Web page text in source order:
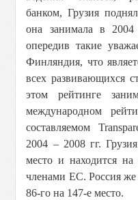
банком, Грузия
она занимала в
опередив такие
Финляндия, что
всех развивающихся
этом рейтинге
международном
составляемом
2004 – 2008 гг.
место и находится
членами ЕС. Россия же
86-го на 147-е место.